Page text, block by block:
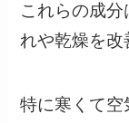
これらの成
れや乾燥を改
特に寒くて